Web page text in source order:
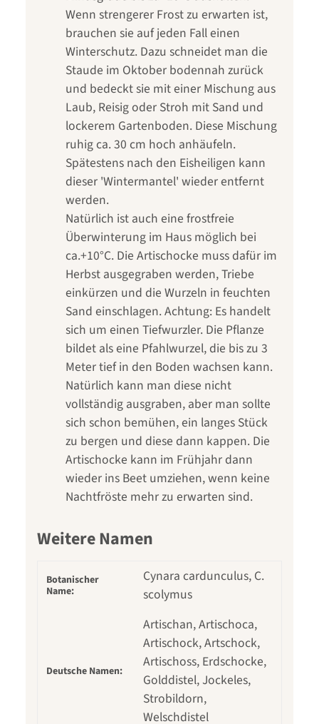
Wenn strengerer Frost zu erwarten ist,
brauchen sie auf jeden Fall einen
Winterschutz. Dazu schneidet man die
Staude im Oktober bodennah zurück
und bedeckt sie mit einer Mischung aus
Laub, Reisig oder Stroh mit Sand und
lockerem Gartenboden. Diese Mischung
ruhig ca. 30 cm hoch anhäufeln.
Spätestens nach den Eisheiligen kann
dieser 'Wintermantel' wieder entfernt
werden.
Natürlich ist auch eine frostfreie
Überwinterung im Haus möglich bei
ca.+10°C. Die Artischocke muss dafür im
Herbst ausgegraben werden, Triebe
einkürzen und die Wurzeln in feuchten
Sand einschlagen. Achtung: Es handelt
sich um einen Tiefwurzler. Die Pflanze
bildet als eine Pfahlwurzel, die bis zu 3
Meter tief in den Boden wachsen kann.
Natürlich kann man diese nicht
vollständig ausgraben, aber man sollte
sich schon bemühen, ein langes Stück
zu bergen und diese dann kappen. Die
Artischocke kann im Frühjahr dann
wieder ins Beet umziehen, wenn keine
Nachtfröste mehr zu erwarten sind.
Weitere Namen
Botanischer
Name:
Cynara cardunculus, C.
scolymus
Deutsche Namen:
Artischan, Artischoca,
Artischock, Artschock,
Artischoss, Erdschocke,
Golddistel, Jockeles,
Strobildorn,
Welschdistel